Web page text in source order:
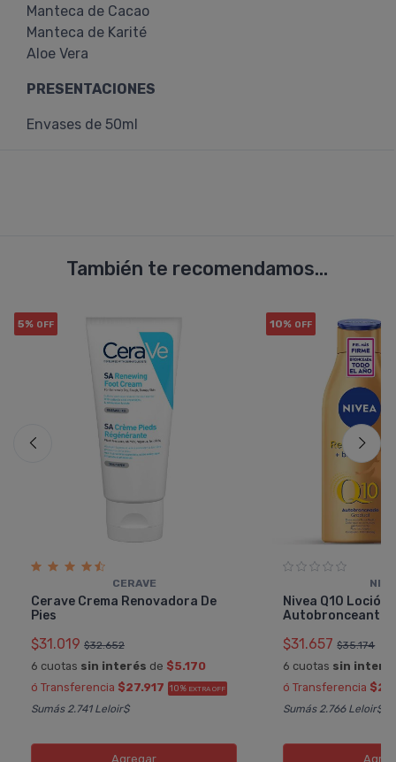
Manteca de Cacao
Manteca de Karité
Aloe Vera
PRESENTACIONES
Envases de 50ml
También te recomendamos...
5% OFF
CERAVE
Cerave Crema Renovadora De
Pies
$31.019 $32.652
6 cuotas sin interés de $5.170
ó Transferencia $27.917 10% EXTRA OFF
Sumás 2.741 Leloir$
Agregar
10% OFF
Nivea Q10
Autobronceante
$31.657 $35.174
6 cuotas sin
ó Transferencia
Sumás 2.766 Leloir$